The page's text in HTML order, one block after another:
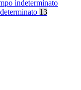
indeterminato
13